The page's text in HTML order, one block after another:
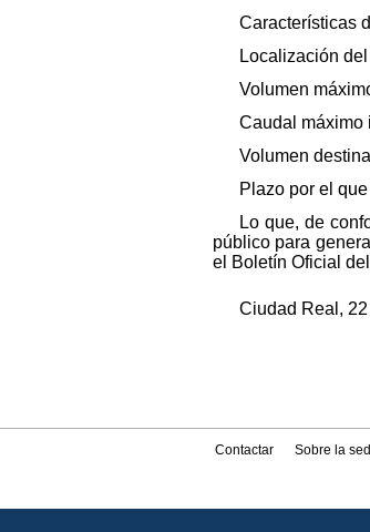
Características
Localización
Volumen
Caudal máximo
Volumen
Plazo por el
Lo que, de
público para
el Boletín Oficial
Ciudad Real,
Contactar Sobre la